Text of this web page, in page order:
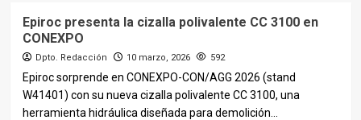
Epiroc presenta la cizalla polivalente CC 3100 en
CONEXPO
Dpto. Redacción 10 marzo, 2026 592
Epiroc sorprende en CONEXPO-CON/AGG 2026 (stand
W41401) con su nueva cizalla polivalente CC 3100, una
herramienta hidráulica diseñada para demolición...